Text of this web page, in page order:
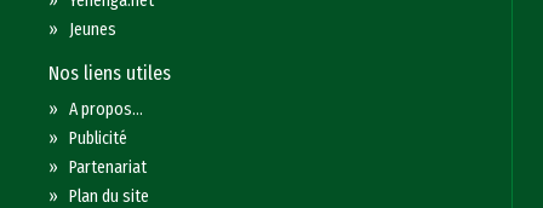
» Jeunes
Nos liens utiles
»A propos...
»Publicité
»Partenariat
»Plan du site